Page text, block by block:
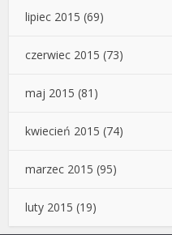
lipiec 2015 (69)
czerwiec 2015 (73)
maj 2015 (81)
kwiecień 2015 (74)
marzec 2015 (95)
luty 2015 (19)